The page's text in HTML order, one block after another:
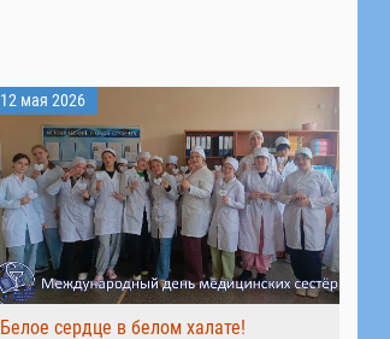
12 мая 2026
Белое сердце в белом халате!